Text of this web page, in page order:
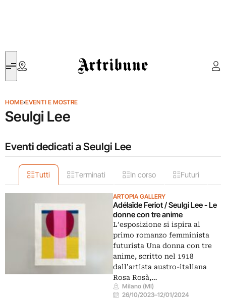
Artribune
HOME›EVENTI E MOSTRE
Seulgi Lee
Eventi dedicati a Seulgi Lee
Tutti Terminati In corso Futuri
ARTOPIA GALLERY
Adélaïde Feriot / Seulgi Lee - Le
donne con tre anime
L’esposizione si ispira al
primo romanzo femminista
futurista Una donna con tre
anime, scritto nel 1918
dall’artista austro-italiana
Rosa Rosà,…
Milano (MI)
26/10/2023–12/01/2024